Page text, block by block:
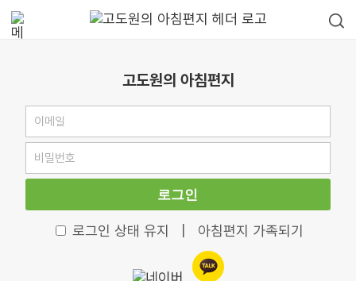
고도원의 아침편지
로그인
로그인 상태 유지 아침편지 가족되기